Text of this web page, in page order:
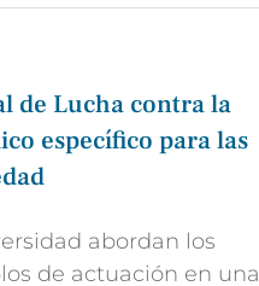
de Lucha contra la
específico para las
abordan los
de actuación en una